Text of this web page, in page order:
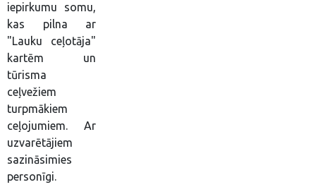
iepirkumu somu,
kas pilna ar
"Lauku ceļotāja"
kartēm un
tūrisma
ceļvežiem
turpmākiem
ceļojumiem. Ar
uzvarētājiem
sazināsimies
personīgi.